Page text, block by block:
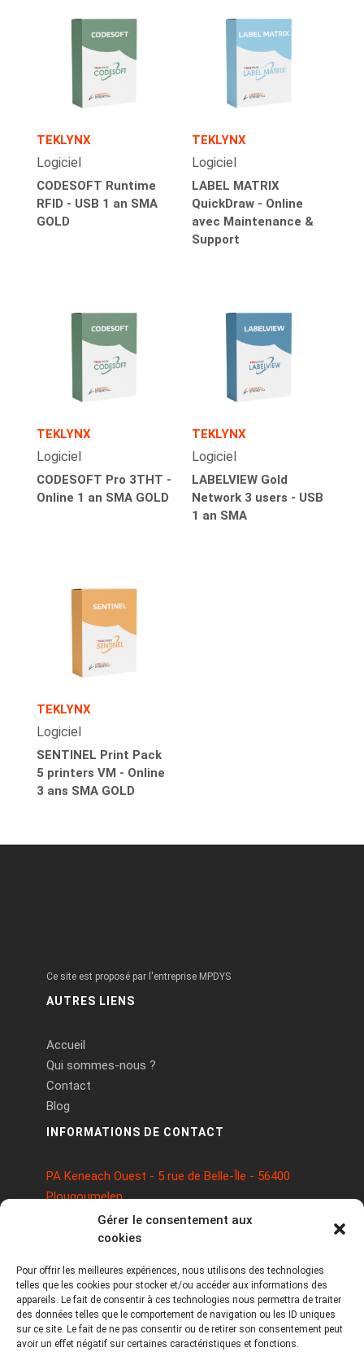
Gérer le consentement aux
cookies
Pour offrir les meilleures expériences, nous utilisons des technologies
telles que les cookies pour stocker et/ou accéder aux informations des
appareils. Le fait de consentir à ces technologies nous permettra de traiter
des données telles que le comportement de navigation ou les ID uniques
sur ce site. Le fait de ne pas consentir ou de retirer son consentement peut
avoir un effet négatif sur certaines caractéristiques et fonctions.
TEKLYNX
Logiciel
CODESOFT Runtime
RFID - USB 1 an SMA
GOLD
TEKLYNX
Logiciel
LABEL MATRIX
QuickDraw - Online
avec Maintenance &
Support
TEKLYNX
Logiciel
CODESOFT Pro 3THT -
Online 1 an SMA GOLD
TEKLYNX
Logiciel
LABELVIEW Gold
Network 3 users - USB
1 an SMA
TEKLYNX
Logiciel
SENTINEL Print Pack
5 printers VM - Online
3 ans SMA GOLD
Ce site est proposé par l'entreprise MPDYS
AUTRES LIENS
Accueil
Qui sommes-nous ?
Contact
Blog
INFORMATIONS DE CONTACT
PA Keneach Ouest - 5 rue de Belle-Île - 56400
Plougoumelen
contact@logiciels-etiquettes.com
09 71 37 25 93